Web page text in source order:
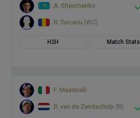
A. Shevchenko
R. Turcanu (WC)
H2H Match Stats
F. Maestrelli
B. van de Zandschulp (8)